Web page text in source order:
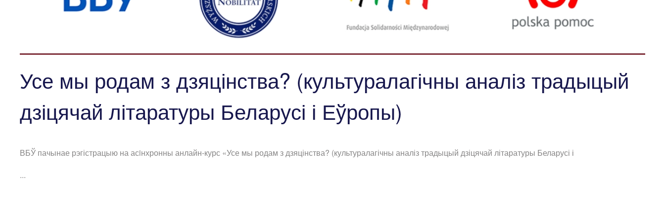
Усе мы родам з дзяцінства? (культуралагічны аналіз традыцый
дзіцячай літаратуры Беларусі і Еўропы)
ВБЎ пачынае рэгістрацыю на асiнхронны анлайн-курс «Усе мы родам з дзяцінства? (культуралагічны аналіз традыцый дзіцячай літаратуры Беларусі і
...